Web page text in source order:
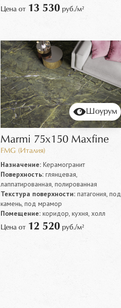
Цена от 13 530руб./м²
Шоурум
Marmi 75x150 Maxfine
FMG (Италия)
Назначение:Керамогранит
Поверхность:глянцевая,
лаппатированная, полированная
Текстура поверхности:патагония, под
камень, под мрамор
Помещение:коридор, кухня, холл
Цена от 12 520руб./м²